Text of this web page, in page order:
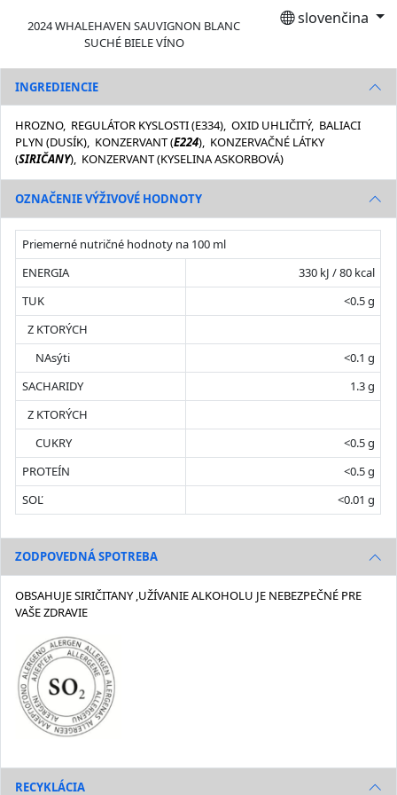
slovenčina
2024 WHALEHAVEN SAUVIGNON BLANC
SUCHÉ BIELE VÍNO
INGREDIENCIE
HROZNO, REGULÁTOR KYSLOSTI (E334), OXID UHLIČITÝ, BALIACI
PLYN (DUSÍK), KONZERVANT (E224), KONZERVAČNÉ LÁTKY
(SIRIČANY), KONZERVANT (KYSELINA ASKORBOVÁ)
OZNAČENIE VÝŽIVOVÉ HODNOTY
Priemerné nutričné hodnoty na 100 ml
ENERGIA
330 kJ / 80 kcal
TUK
<0.5 g
Z KTORÝCH
NAsýti
<0.1 g
SACHARIDY
1.3 g
Z KTORÝCH
CUKRY
<0.5 g
PROTEÍN
<0.5 g
SOĽ
<0.01 g
ZODPOVEDNÁ SPOTREBA
OBSAHUJE SIRIČITANY ,UŽÍVANIE ALKOHOLU JE NEBEZPEČNÉ PRE
VAŠE ZDRAVIE
RECYKLÁCIA